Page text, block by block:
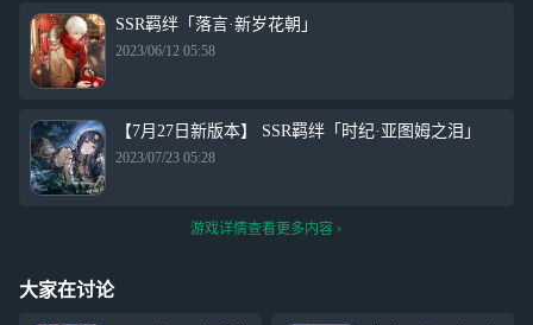
SSR羁绊「落言·新岁花朝」
2023/06/12 05:58
【7月27日新版本】 SSR羁绊「时纪·亚图姆之泪」
2023/07/23 05:28
游戏详情查看更多内容
大家在讨论